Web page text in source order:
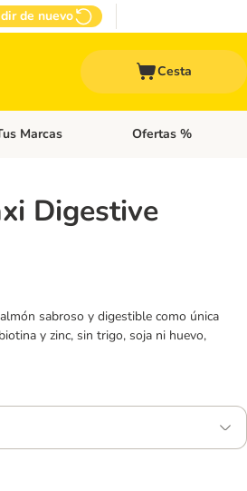
de nuevo
Cesta
Animales
de categoria abierto: Gama Vet.
Marcas Menú de categoria
Ofertas %
Digestive
sabroso y digestible como única
y zinc, sin trigo, soja ni huevo,